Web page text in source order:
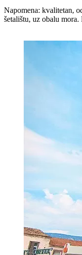
Napomena: kvalitetan,
šetalištu, uz obalu mora.